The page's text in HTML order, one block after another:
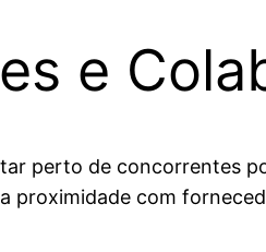
e
perto de concorrentes
proximidade com